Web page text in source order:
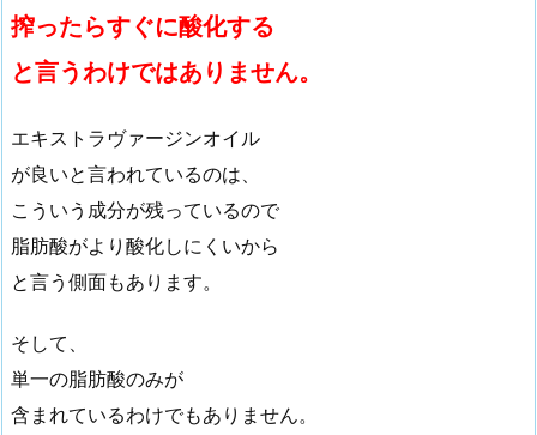
搾ったらすぐに酸化する
と言うわけではありません。
エキストラヴァージンオイル
が良いと言われているのは、
こういう成分が残っているので
脂肪酸がより酸化しにくいから
と言う側面もあります。
そして、
単一の脂肪酸のみが
含まれているわけでもありません。